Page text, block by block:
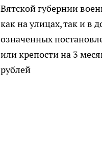
Вятской губернии
как на улицах, так и
означенных
или крепости на 3
рублей